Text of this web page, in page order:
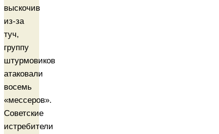
выскочив
из-за
туч,
группу
штурмовиков
атаковали
восемь
«мессеров».
Советские
истребители